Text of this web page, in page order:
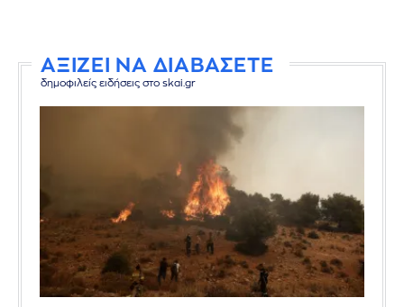
ΑΞΙΖΕΙ ΝΑ ΔΙΑΒΑΣΕΤΕ
δημοφιλείς ειδήσεις στο skai.gr